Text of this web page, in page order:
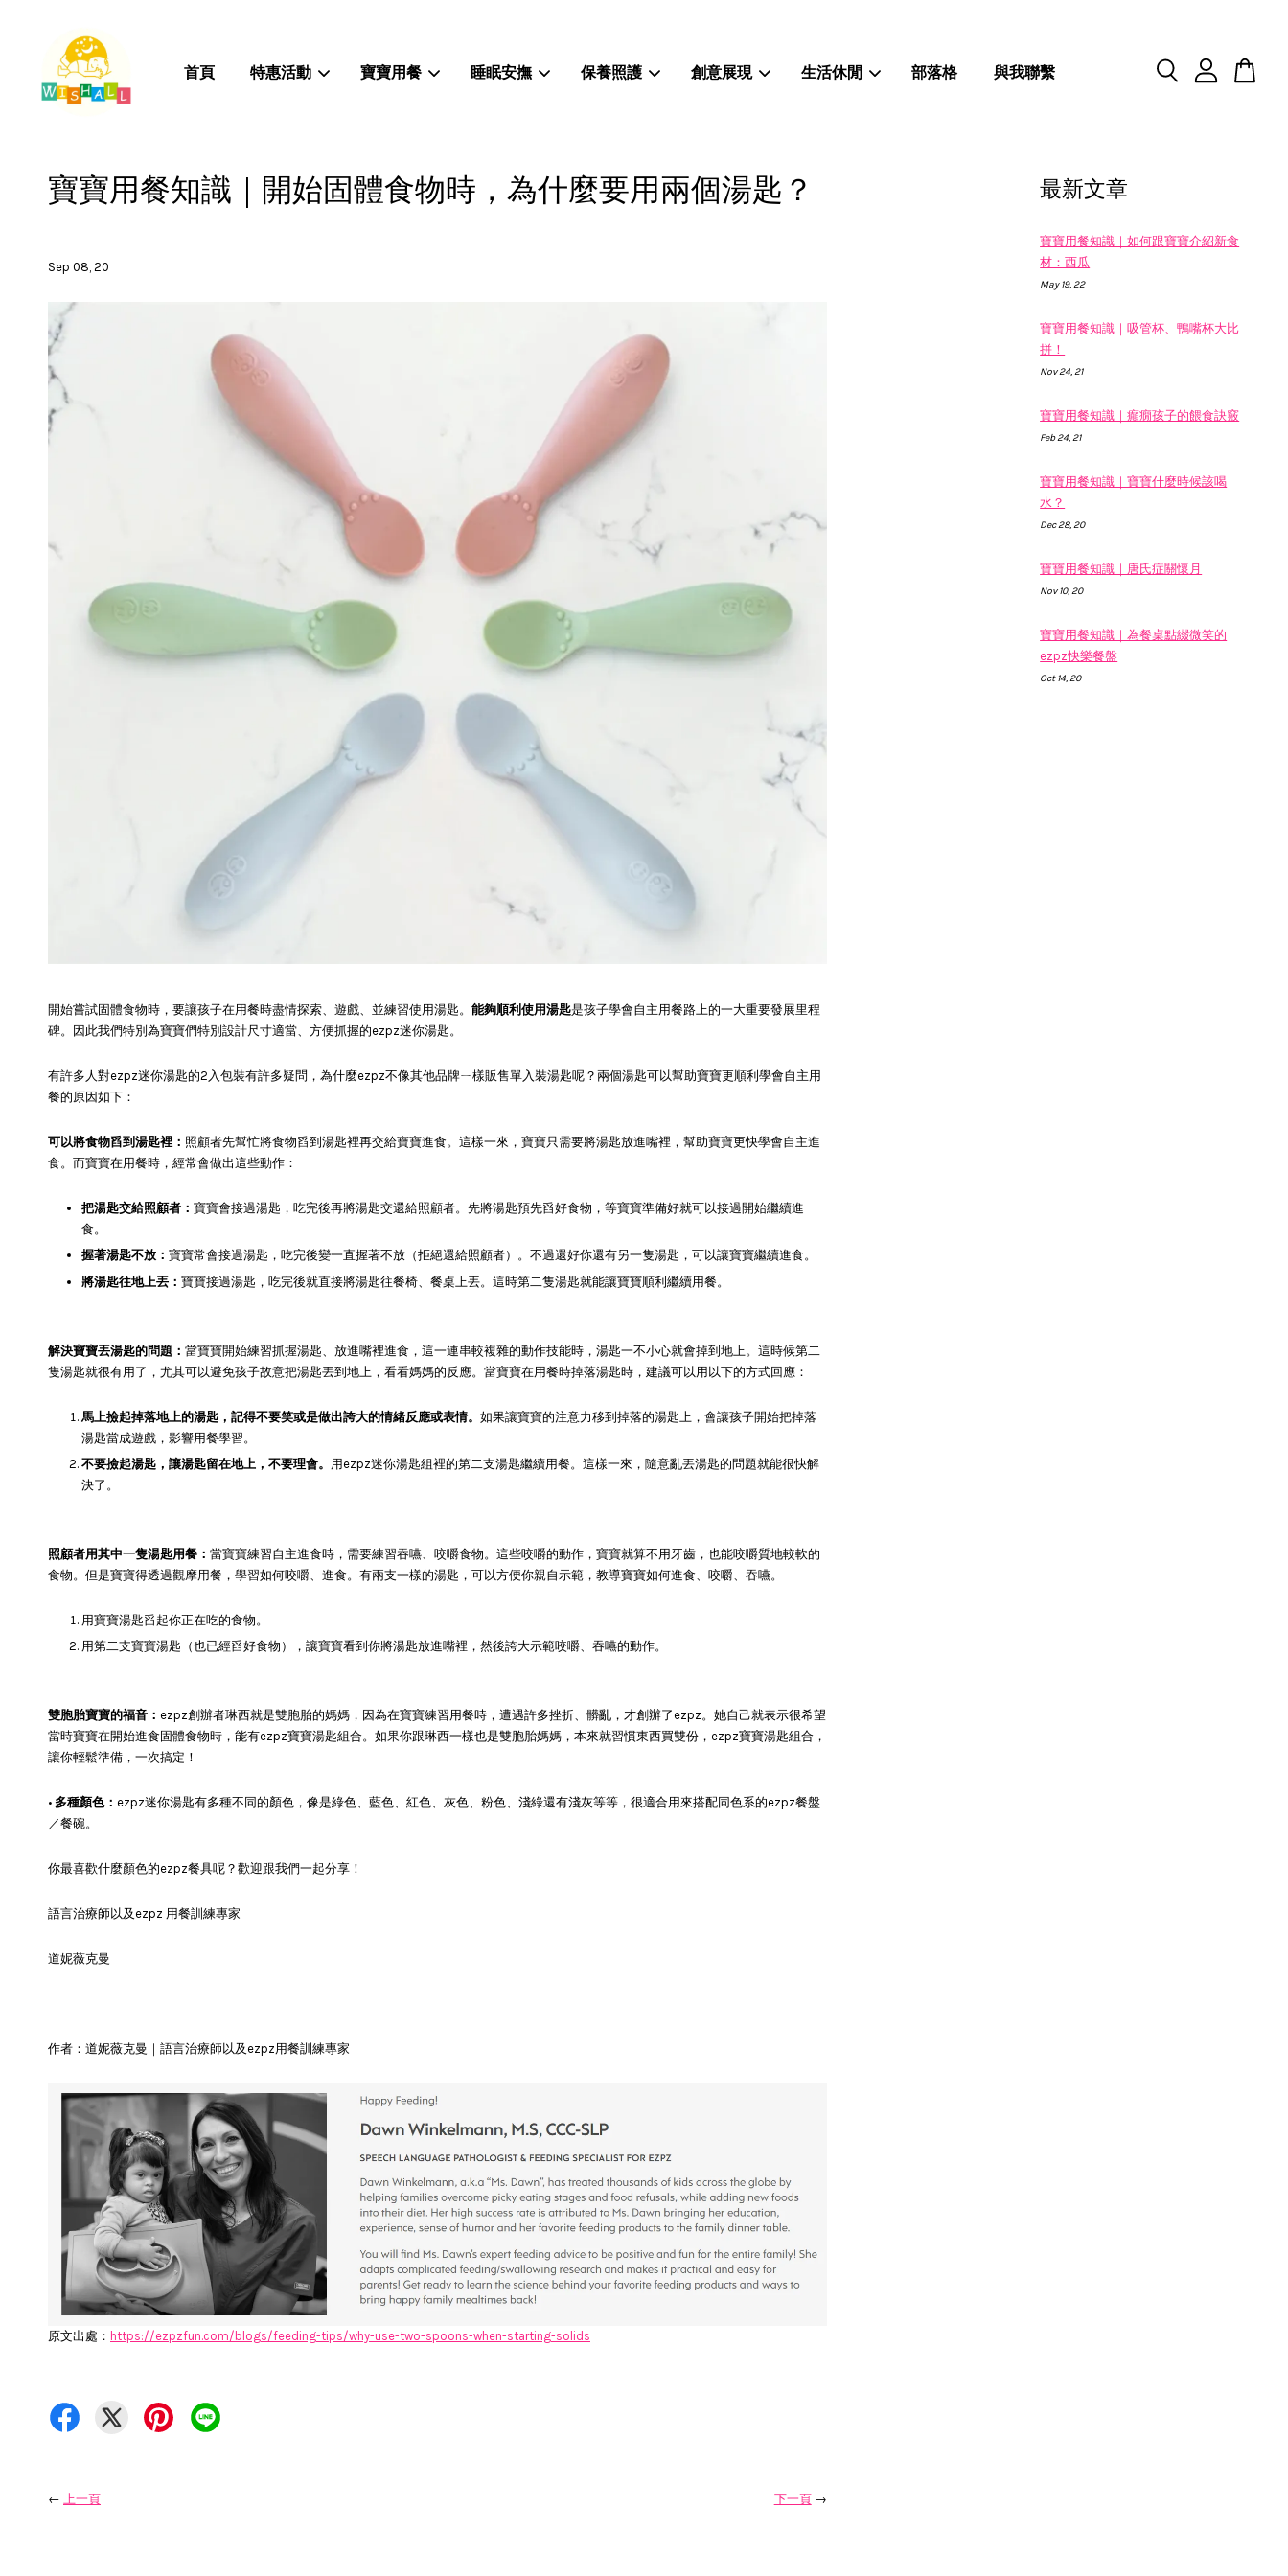
首頁 特惠活動 寶寶用餐 睡眠安撫 保養照護 創意展現 生活休閒 部落格 與我聯繫
寶寶用餐知識｜開始固體食物時，為什麼要用兩個湯匙？
Sep 08, 20
開始嘗試固體食物時，要讓孩子在用餐時盡情探索、遊戲、並練習使用湯匙。 能夠順利使用湯匙是孩子學會自主用餐路上的一大重要發展里程
碑。因此我們特別為寶寶們特別設計尺寸適當、方便抓握的ezpz迷你湯匙。
有許多人對ezpz迷你湯匙的2入包裝有許多疑問，為什麼ezpz不像其他品牌ㄧ樣販售單入裝湯匙呢？兩個湯匙可以幫助寶寶更順利學會自主用
餐的原因如下：
可以將食物舀到湯匙裡： 照顧者先幫忙將食物舀到湯匙裡再交給寶寶進食。這樣一來，寶寶只需要將湯匙放進嘴裡，幫助寶寶更快學會自主進
食。而寶寶在用餐時，經常會做出這些動作：
把湯匙交給照顧者： 寶寶會接過湯匙，吃完後再將湯匙交還給照顧者。先將湯匙預先舀好食物，等寶寶準備好就可以接過開始繼續進
食。
握著湯匙不放： 寶寶常會接過湯匙，吃完後變一直握著不放（拒絕還給照顧者）。不過還好你還有另一隻湯匙，可以讓寶寶繼續進食。
將湯匙往地上丟： 寶寶接過湯匙，吃完後就直接將湯匙往餐椅、餐桌上丟。這時第二隻湯匙就能讓寶寶順利繼續用餐。
解決寶寶丟湯匙的問題： 當寶寶開始練習抓握湯匙、放進嘴裡進食，這一連串較複雜的動作技能時，湯匙一不小心就會掉到地上。這時候第二
隻湯匙就很有用了，尤其可以避免孩子故意把湯匙丟到地上，看看媽媽的反應。當寶寶在用餐時掉落湯匙時，建議可以用以下的方式回應：
馬上撿起掉落地上的湯匙，記得不要笑或是做出誇大的情緒反應或表情。 如果讓寶寶的注意力移到掉落的湯匙上，會讓孩子開始把掉落
湯匙當成遊戲，影響用餐學習。
不要撿起湯匙，讓湯匙留在地上，不要理會。 用ezpz迷你湯匙組裡的第二支湯匙繼續用餐。這樣一來，隨意亂丟湯匙的問題就能很快解
決了。
照顧者用其中一隻湯匙用餐： 當寶寶練習自主進食時，需要練習吞嚥、咬嚼食物。這些咬嚼的動作，寶寶就算不用牙齒，也能咬嚼質地較軟的
食物。但是寶寶得透過觀摩用餐，學習如何咬嚼、進食。有兩支一樣的湯匙，可以方便你親自示範，教導寶寶如何進食、咬嚼、吞嚥。
用寶寶湯匙舀起你正在吃的食物。
用第二支寶寶湯匙（也已經舀好食物），讓寶寶看到你將湯匙放進嘴裡，然後誇大示範咬嚼、吞嚥的動作。
雙胞胎寶寶的福音： ezpz創辦者琳西就是雙胞胎的媽媽，因為在寶寶練習用餐時，遭遇許多挫折、髒亂，才創辦了ezpz。她自己就表示很希望
當時寶寶在開始進食固體食物時，能有ezpz寶寶湯匙組合。如果你跟琳西一樣也是雙胞胎媽媽，本來就習慣東西買雙份，ezpz寶寶湯匙組合，
讓你輕鬆準備，一次搞定！
• 多種顏色： ezpz迷你湯匙有多種不同的顏色，像是綠色、藍色、紅色、灰色、粉色、淺綠還有淺灰等等，很適合用來搭配同色系的ezpz餐盤
／餐碗。
你最喜歡什麼顏色的ezpz餐具呢？歡迎跟我們一起分享！
語言治療師以及ezpz 用餐訓練專家
道妮薇克曼
作者：道妮薇克曼｜語言治療師以及ezpz用餐訓練專家
原文出處： https://ezpzfun.com/blogs/feeding-tips/why-use-two-spoons-when-starting-solids
← 上一頁 下一頁→
最新文章
寶寶用餐知識｜如何跟寶寶介紹新食
材：西瓜
May 19, 22
寶寶用餐知識｜吸管杯、鴨嘴杯大比
拼！
Nov 24, 21
寶寶用餐知識｜癲癇孩子的餵食訣竅
Feb 24, 21
寶寶用餐知識｜寶寶什麼時候該喝
水？
Dec 28, 20
寶寶用餐知識｜唐氏症關懷月
Nov 10, 20
寶寶用餐知識｜為餐桌點綴微笑的
ezpz快樂餐盤
Oct 14, 20
您的購物車目前還是空的。